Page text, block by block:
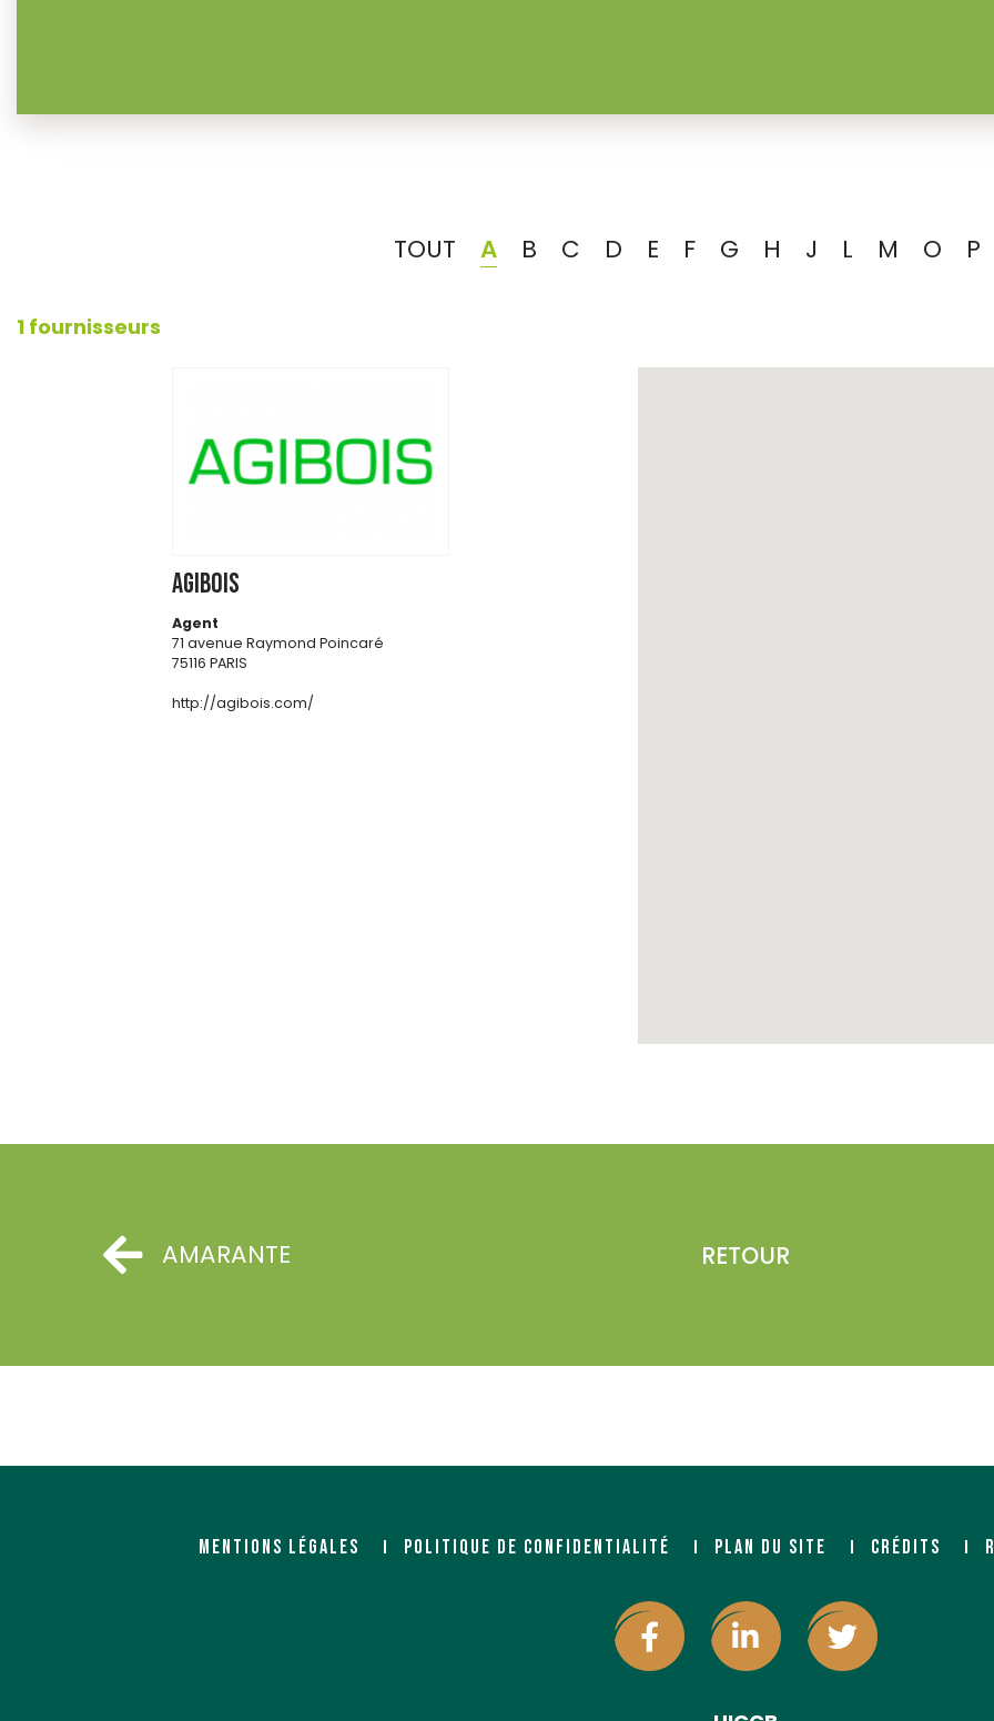
TOUT A B C D E F G H J L M O P
1 fournisseurs
AGIBOIS
Agent
71 avenue Raymond Poincaré
75116 PARIS
http://agibois.com/
AMARANTE RETOUR
MENTIONS LÉGALES POLITIQUE DE CONFIDENTIALITÉ PLAN DU SITE CRÉDITS